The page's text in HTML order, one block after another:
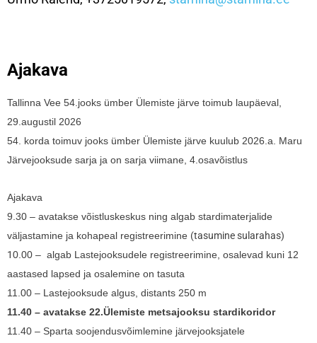
Ajakava
Tallinna Vee 54.jooks ümber Ülemiste järve toimub laupäeval,
29.augustil 2026
54. korda toimuv jooks ümber Ülemiste järve kuulub 2026.a. Maru
Järvejooksude sarja ja on sarja viimane, 4.osavõistlus
Ajakava
9.30 – avatakse võistluskeskus ning algab stardimaterjalide
väljastamine ja kohapeal registreerimine (tasumine sularahas)
10.00 – algab Lastejooksudele registreerimine, osalevad kuni 12
aastased lapsed ja osalemine on tasuta
11.00 – Lastejooksude algus, distants 250 m
11.40 – avatakse 22.Ülemiste metsajooksu stardikoridor
11.40 – Sparta soojendusvõimlemine järvejooksjatele